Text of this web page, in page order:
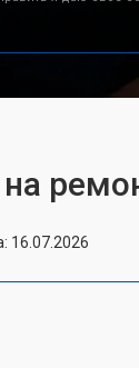
16.07.2026